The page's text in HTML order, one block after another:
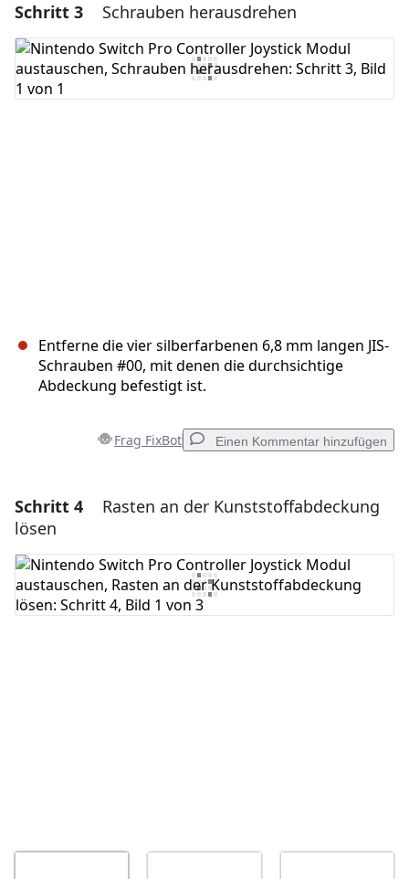
Einen Kommentar hinzufügen
Kommentar hinzufügen
Schritt 3 Schrauben herausdrehen
Entferne die vier silberfarbenen 6,8 mm langen JIS-
Schrauben #00, mit denen die durchsichtige
Abdeckung befestigt ist.
Frag FixBot Einen Kommentar hinzufügen
Einen Kommentar hinzufügen
Kommentar hinzufügen
Schritt 4
Rasten an der Kunststoffabdeckung
lösen